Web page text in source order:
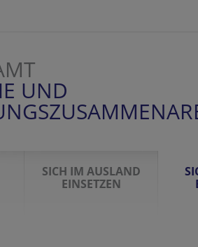
UND
SICH IM AUSLAND
EINSETZEN